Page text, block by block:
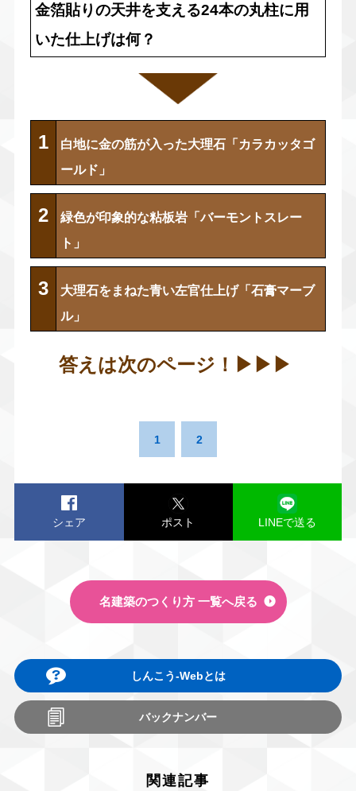
金箔貼りの天井を支える24本の丸柱に用
いた仕上げは何？
1
白地に金の筋が入った大理石「カラカッタゴ
ールド」
2
緑色が印象的な粘板岩「バーモントスレー
ト」
3
大理石をまねた青い左官仕上げ「石膏マーブ
ル」
答えは次のページ！▶︎ ▶︎ ▶︎
1 2
シェア ポスト LINEで送る
名建築のつくり方 一覧へ戻る
しんこう-Webとは
バックナンバー
関連記事